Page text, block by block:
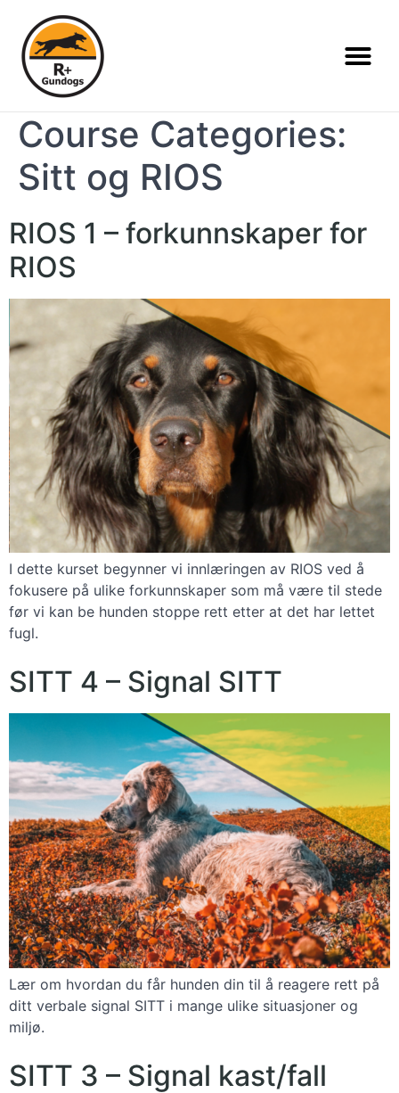
Course Categories:
Sitt og RIOS
RIOS 1 – forkunnskaper for
RIOS
I dette kurset begynner vi innlæringen av RIOS ved å
fokusere på ulike forkunnskaper som må være til stede
før vi kan be hunden stoppe rett etter at det har lettet
fugl.
SITT 4 – Signal SITT
Lær om hvordan du får hunden din til å reagere rett på
ditt verbale signal SITT i mange ulike situasjoner og
miljø.
SITT 3 – Signal kast/fall